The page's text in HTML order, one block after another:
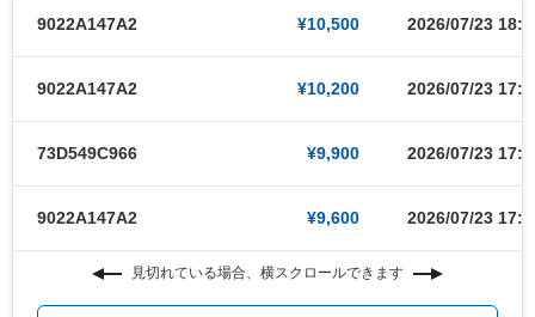
9022A147A2 ¥10,500 2026/07/23
9022A147A2 ¥10,200 2026/07/23
73D549C966 ¥9,900 2026/07/23
9022A147A2 ¥9,600 2026/07/23
見切れている場合、横スクロールできます